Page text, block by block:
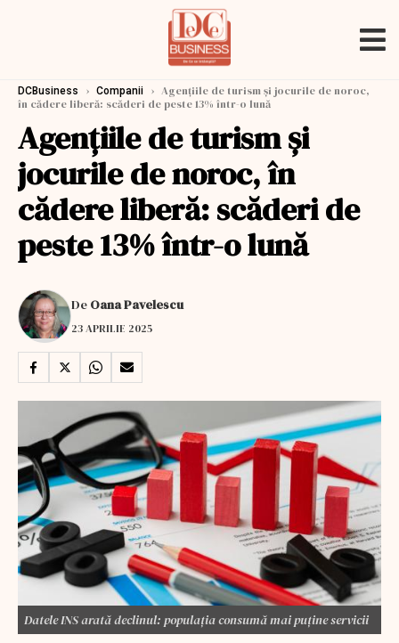
DCBusiness › Companii › Agențiile de turism și jocurile de noroc,
în cădere liberă: scăderi de peste 13% într-o lună
Agențiile de turism și
jocurile de noroc, în
cădere liberă: scăderi de
peste 13% într-o lună
De Oana Pavelescu
23 APRILIE 2025
Datele INS arată declinul: populația consumă mai puține servicii